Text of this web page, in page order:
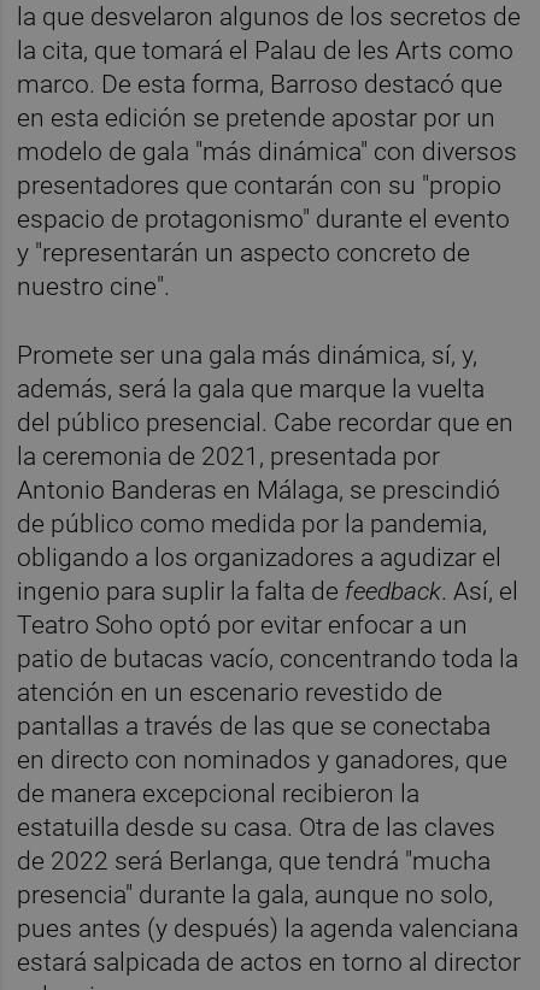
la que desvelaron algunos de los secretos de
la cita, que tomará el Palau de les Arts como
marco. De esta forma, Barroso destacó que
en esta edición se pretende apostar por un
modelo de gala "más dinámica" con diversos
presentadores que contarán con su "propio
espacio de protagonismo" durante el evento
y "representarán un aspecto concreto de
nuestro cine".
Promete ser una gala más dinámica, sí, y,
además, será la gala que marque la vuelta
del público presencial. Cabe recordar que en
la ceremonia de 2021, presentada por
Antonio Banderas en Málaga, se prescindió
de público como medida por la pandemia,
obligando a los organizadores a agudizar el
ingenio para suplir la falta de feedback. Así, el
Teatro Soho optó por evitar enfocar a un
patio de butacas vacío, concentrando toda la
atención en un escenario revestido de
pantallas a través de las que se conectaba
en directo con nominados y ganadores, que
de manera excepcional recibieron la
estatuilla desde su casa. Otra de las claves
de 2022 será Berlanga, que tendrá "mucha
presencia" durante la gala, aunque no solo,
pues antes (y después) la agenda valenciana
estará salpicada de actos en torno al director